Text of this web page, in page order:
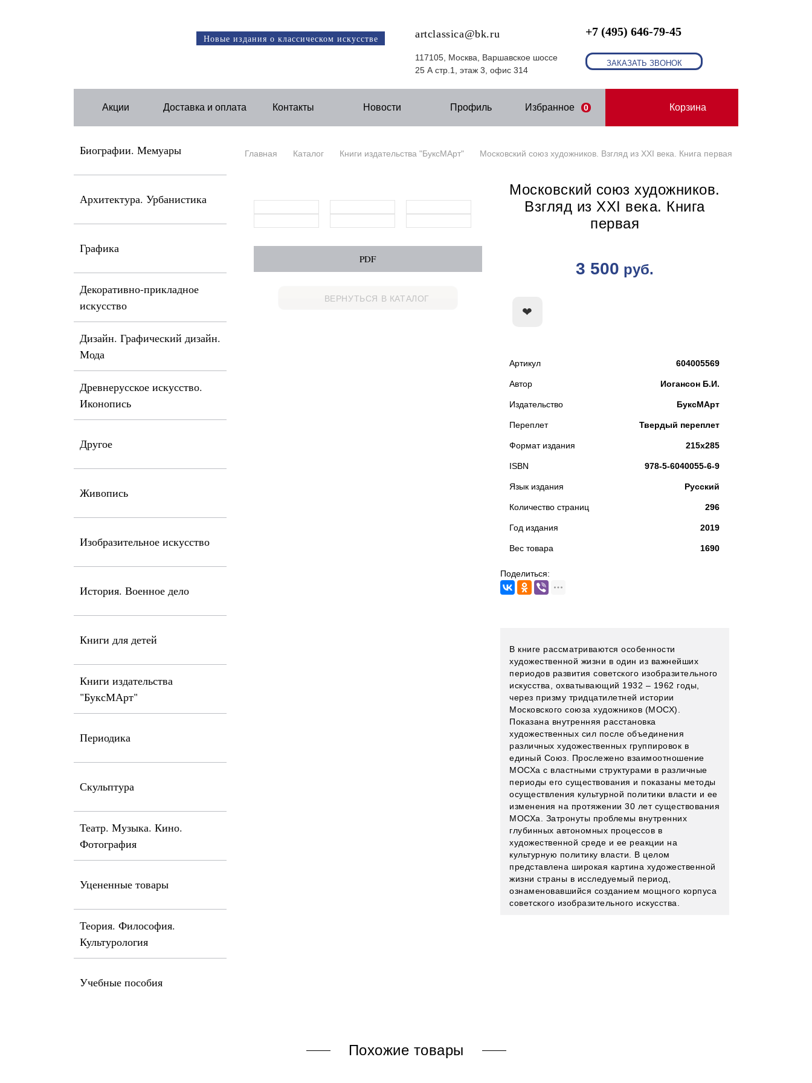
Новые издания о классическом искусстве artclassica@bk.ru
117105, Москва, Варшавское шоссе
25 А стр.1, этаж 3, офис 314
+7 (495) 646-79-45
ЗАКАЗАТЬ ЗВОНОК
Акции Доставка и оплата Контакты Новости Профиль Избранное 0 Корзина
Биографии. Мемуары
Архитектура. Урбанистика
Графика
Декоративно-прикладное
искусство
Дизайн. Графический дизайн.
Мода
Древнерусское искусство.
Иконопись
Другое
Живопись
Изобразительное искусство
История. Военное дело
Книги для детей
Книги издательства
"БуксМАрт"
Периодика
Скульптура
Театр. Музыка. Кино.
Фотография
Уцененные товары
Теория. Философия.
Культурология
Учебные пособия
Главная Каталог Книги издательства "БуксМАрт" Московский союз художников. Взгляд из XXI века. Книга первая
PDF
ВЕРНУТЬСЯ В КАТАЛОГ
Московский союз художников.
Взгляд из XXI века. Книга
первая
3 500 руб.
Артикул 604005569
Автор Иогансон Б.И.
Издательство БуксМАрт
Переплет Твердый переплет
Формат издания 215х285
ISBN 978-5-6040055-6-9
Язык издания Русский
Количество страниц 296
Год издания 2019
Вес товара 1690
Поделиться:
В книге рассматриваются особенности
художественной жизни в один из важнейших
периодов развития советского изобразительного
искусства, охватывающий 1932 – 1962 годы,
через призму тридцатилетней истории
Московского союза художников (МОСХ).
Показана внутренняя расстановка
художественных сил после объединения
различных художественных группировок в
единый Союз. Прослежено взаимоотношение
МОСХа с властными структурами в различные
периоды его существования и показаны методы
осуществления культурной политики власти и ее
изменения на протяжении 30 лет существования
МОСХа. Затронуты проблемы внутренних
глубинных автономных процессов в
художественной среде и ее реакции на
культурную политику власти. В целом
представлена широкая картина художественной
жизни страны в исследуемый период,
ознаменовавшийся созданием мощного корпуса
советского изобразительного искусства.
Похожие товары